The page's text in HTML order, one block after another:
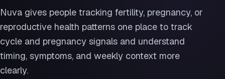
Nuva gives people tracking fertility, pregnancy, or
reproductive health patterns one place to track
cycle and pregnancy signals and understand
timing, symptoms, and weekly context more
clearly.